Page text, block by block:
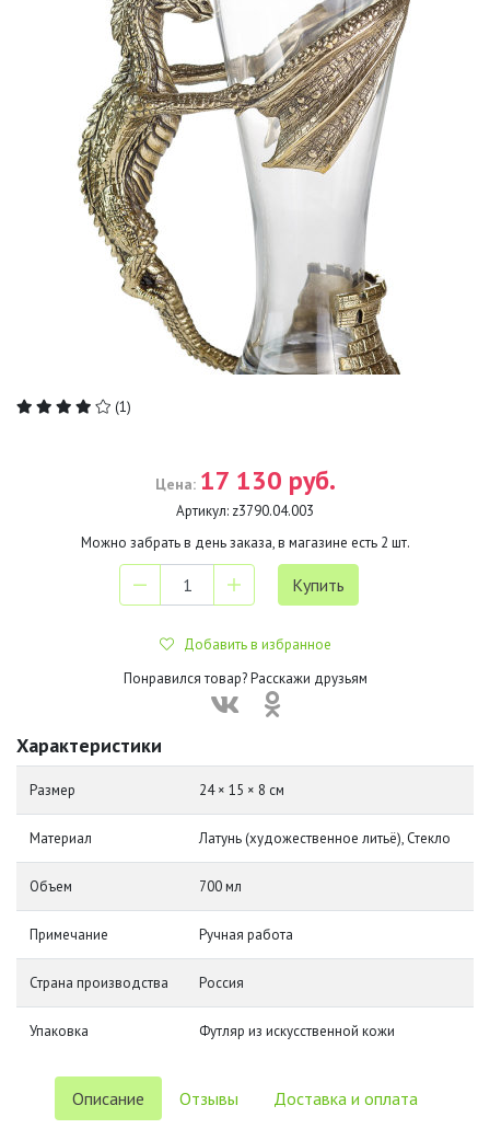
(1)
Цена: 17 130 руб.
Артикул: z3790.04.003
Можно забрать в день заказа, в магазине есть 2 шт.
Добавить в избранное
Понравился товар? Расскажи друзьям
Характеристики
Размер 24 × 15 × 8 см
Материал Латунь (художественное литьё), Стекло
Объем 700 мл
Примечание Ручная работа
Страна производства Россия
Упаковка Футляр из искусственной кожи
Описание Отзывы Доставка и оплата